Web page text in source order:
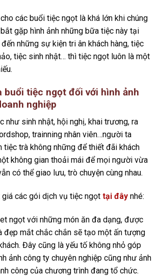
cho các buổi tiệc ngọt là khá lớn khi chúng
gặp hình ảnh những bữa tiệc này tại
những sự kiện tri ân khách hàng, tiệc
tiệc sinh nhật… thì tiệc ngọt luôn là một
buổi tiệc ngọt đối với hình ảnh
nghiệp
như sinh nhật, hội nghị, khai trương, ra
trainning nhân viên…người ta
tiệc trà không những để thiết đãi khách
không gian thoải mái để mọi người vừa
có thể giao lưu, trò chuyện cùng nhau.
các gói dịch vụ tiệc ngọt tại đây nhé:
ngọt với những món ăn đa dạng, được
đẹp mắt chắc chắn sẽ tạo một ấn tượng
Đây cũng là yếu tố không nhỏ góp
ảnh công ty chuyên nghiệp cũng như ảnh
công của chương trình đang tổ chức.